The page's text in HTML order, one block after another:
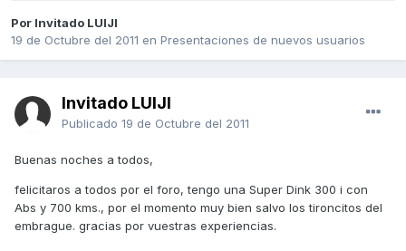
Por Invitado LUIJI
19 de Octubre del 2011 en Presentaciones de nuevos usuarios
Invitado LUIJI
Publicado 19 de Octubre del 2011
Buenas noches a todos,
felicitaros a todos por el foro, tengo una Super Dink 300 i con
Abs y 700 kms., por el momento muy bien salvo los tironcitos del
embrague. gracias por vuestras experiencias.